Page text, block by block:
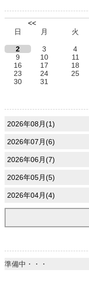
<<
日
月 火
2
3 4
9
10 11
16
17 18
23
24 25
30
31
2026年08月(1)
2026年07月(6)
2026年06月(7)
2026年05月(5)
2026年04月(4)
準備中・・・